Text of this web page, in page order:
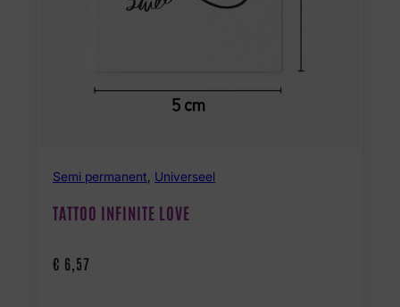
Semi permanent Universeel
TATTOO INFINITE LOVE
€ 6,57